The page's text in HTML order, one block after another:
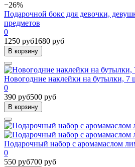
−26%
Подарочной бокс для девочки,
предметов
0
1250 руб1680 руб
В корзину
Новогодние наклейки на бутылки, 7
0
390 руб500 руб
В корзину
Подарочный набор с аромамаслом
0
550 руб700 руб